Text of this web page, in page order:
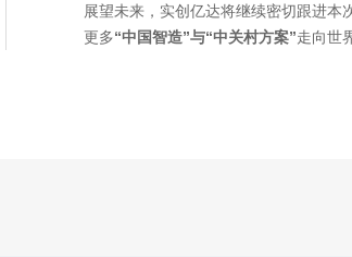
展望未来，实创亿达将继续密切跟进
更多“中国智造”与“中关村方案”走向世